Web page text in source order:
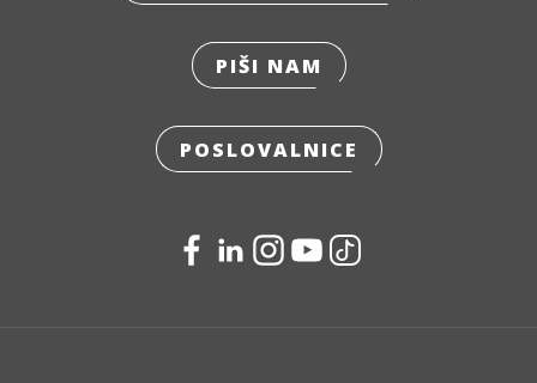
PIŠI NAM
POSLOVALNICE